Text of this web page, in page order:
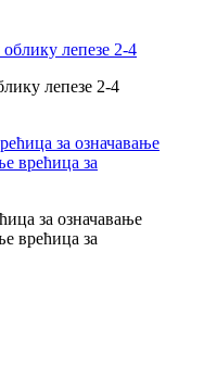
лепезе 2-4
за означавање
врећица за